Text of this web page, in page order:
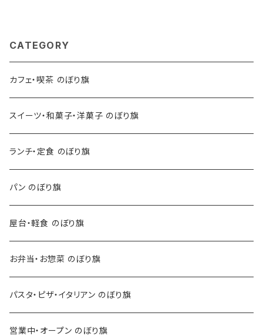
CATEGORY
カフェ・喫茶 のぼり旗
スイーツ・和菓子・洋菓子 のぼり旗
ランチ・定食 のぼり旗
パン のぼり旗
屋台・軽食 のぼり旗
お弁当・お惣菜 のぼり旗
パスタ・ピザ・イタリアン のぼり旗
営業中・オープン のぼり旗